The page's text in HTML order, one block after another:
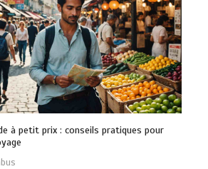
à petit prix : conseils pratiques pour
15 minutes
réussir vos road trips à moto